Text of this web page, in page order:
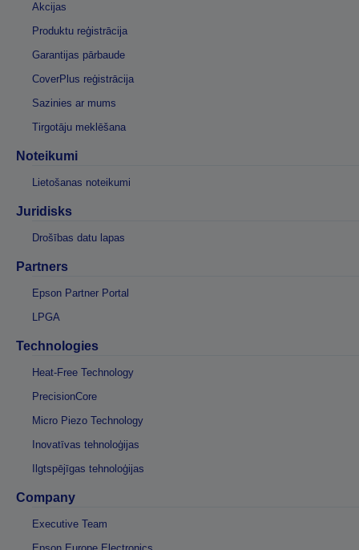
Akcijas
Produktu reģistrācija
Garantijas pārbaude
CoverPlus reģistrācija
Sazinies ar mums
Tirgotāju meklēšana
Noteikumi
Lietošanas noteikumi
Juridisks
Drošības datu lapas
Partners
Epson Partner Portal
LPGA
Technologies
Heat-Free Technology
PrecisionCore
Micro Piezo Technology
Inovatīvas tehnoloģijas
Ilgtspējīgas tehnoloģijas
Company
Executive Team